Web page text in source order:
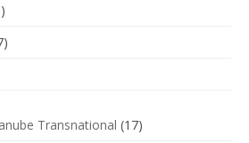
Transnational (17)